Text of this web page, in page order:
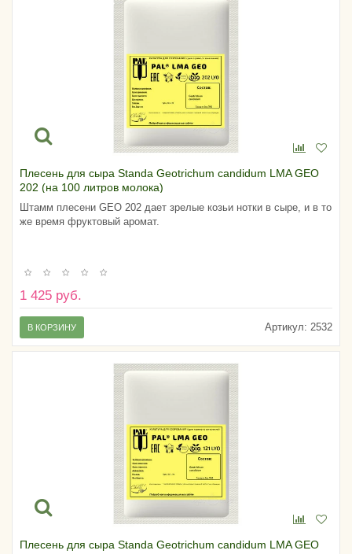
Плесень для сыра Standa Geotrichum candidum LMA GEO
202 (на 100 литров молока)
Штамм плесени GEO 202 дает зрелые козьи нотки в сыре, и в то
же время фруктовый аромат.
1 425 руб.
Артикул: 2532
В КОРЗИНУ
Плесень для сыра Standa Geotrichum candidum LMA GEO